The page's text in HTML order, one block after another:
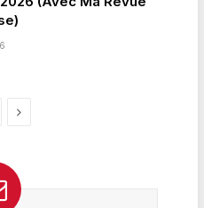
Next